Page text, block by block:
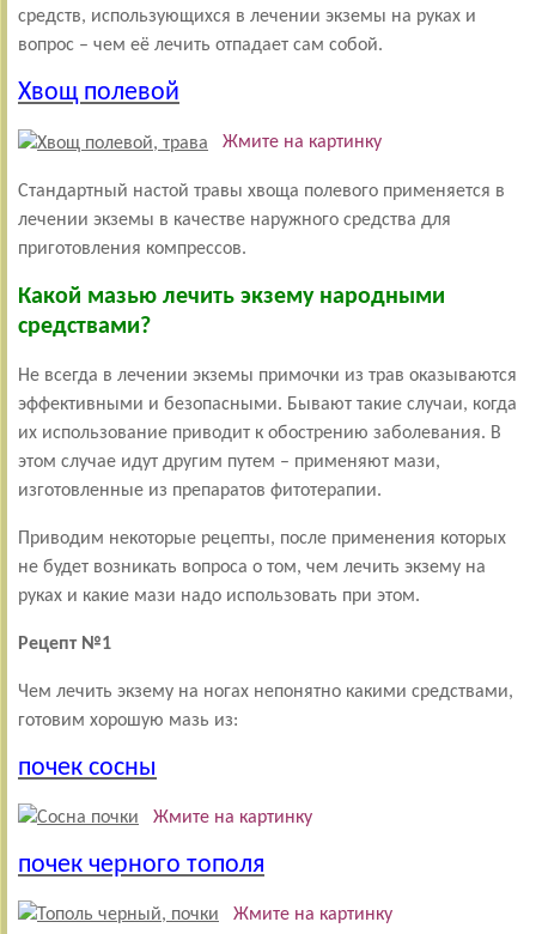
средств, использующихся в лечении экземы на руках и
вопрос – чем её лечить отпадает сам собой.
Хвощ полевой
Жмите на картинку
Стандартный настой травы хвоща полевого применяется в
лечении экземы в качестве наружного средства для
приготовления компрессов.
Какой мазью лечить экзему народными
средствами?
Не всегда в лечении экземы примочки из трав оказываются
эффективными и безопасными. Бывают такие случаи, когда
их использование приводит к обострению заболевания. В
этом случае идут другим путем – применяют мази,
изготовленные из препаратов фитотерапии.
Приводим некоторые рецепты, после применения которых
не будет возникать вопроса о том, чем лечить экзему на
руках и какие мази надо использовать при этом.
Рецепт №1
Чем лечить экзему на ногах непонятно какими средствами,
готовим хорошую мазь из:
почек сосны
Жмите на картинку
почек черного тополя
Жмите на картинку